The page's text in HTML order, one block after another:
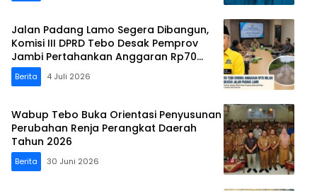
Jalan Padang Lamo Segera Dibangun,
Komisi III DPRD Tebo Desak Pemprov
Jambi Pertahankan Anggaran Rp70
Miliar
Berita 4 Juli 2026
Wabup Tebo Buka Orientasi Penyusunan
Perubahan Renja Perangkat Daerah
Tahun 2026
Berita 30 Juni 2026